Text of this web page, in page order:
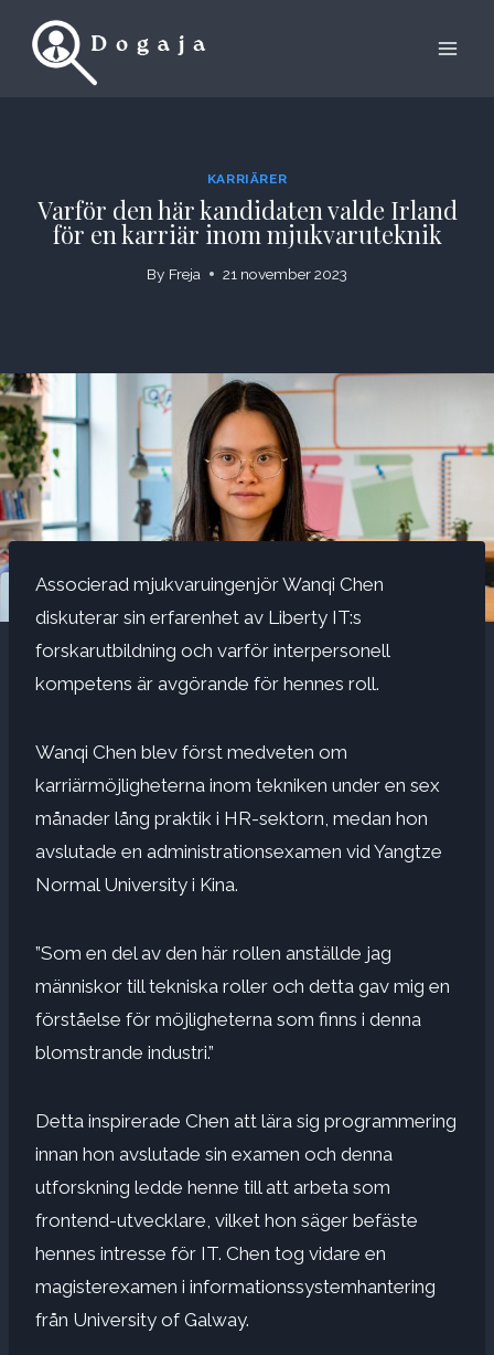
KARRIÄRER
Varför den här kandidaten valde Irland
för en karriär inom mjukvaruteknik
By Freja 21 november 2023
Associerad mjukvaruingenjör Wanqi Chen
diskuterar sin erfarenhet av Liberty IT:s
forskarutbildning och varför interpersonell
kompetens är avgörande för hennes roll.
Wanqi Chen blev först medveten om
karriärmöjligheterna inom tekniken under en sex
månader lång praktik i HR-sektorn, medan hon
avslutade en administrationsexamen vid Yangtze
Normal University i Kina.
”Som en del av den här rollen anställde jag
människor till tekniska roller och detta gav mig en
förståelse för möjligheterna som finns i denna
blomstrande industri.”
Detta inspirerade Chen att lära sig programmering
innan hon avslutade sin examen och denna
utforskning ledde henne till att arbeta som
frontend-utvecklare, vilket hon säger befäste
hennes intresse för IT. Chen tog vidare en
magisterexamen i informationssystemhantering
från University of Galway.